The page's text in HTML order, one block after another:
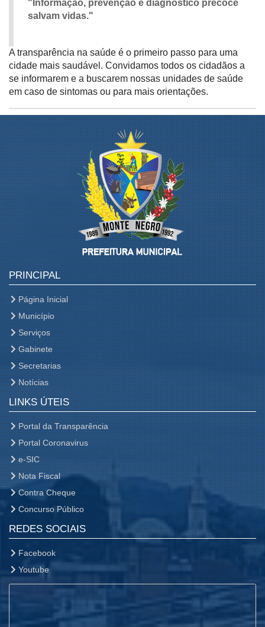
"Informação, prevenção e diagnóstico precoce
salvam vidas."
A transparência na saúde é o primeiro passo para uma
cidade mais saudável. Convidamos todos os cidadãos a
se informarem e a buscarem nossas unidades de saúde
em caso de sintomas ou para mais orientações.
PRINCIPAL
Página Inicial
Município
Serviços
Gabinete
Secretarias
Notícias
LINKS ÚTEIS
Portal da Transparência
Portal Coronavirus
e-SIC
Nota Fiscal
Contra Cheque
Concurso Público
REDES SOCIAIS
Facebook
Youtube